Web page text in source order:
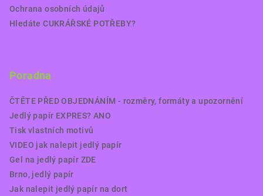
Ochrana osobních údajů
Hledáte CUKRÁŘSKÉ POTŘEBY?
Poradna
ČTĚTE PŘED OBJEDNÁNÍM - rozměry, formáty a upozornění
Jedlý papír EXPRES? ANO
Tisk vlastních motivů
VIDEO jak nalepit jedlý papír
Gel na jedlý papír ZDE
Brno, jedlý papír
Jak nalepit jedlý papír na dort